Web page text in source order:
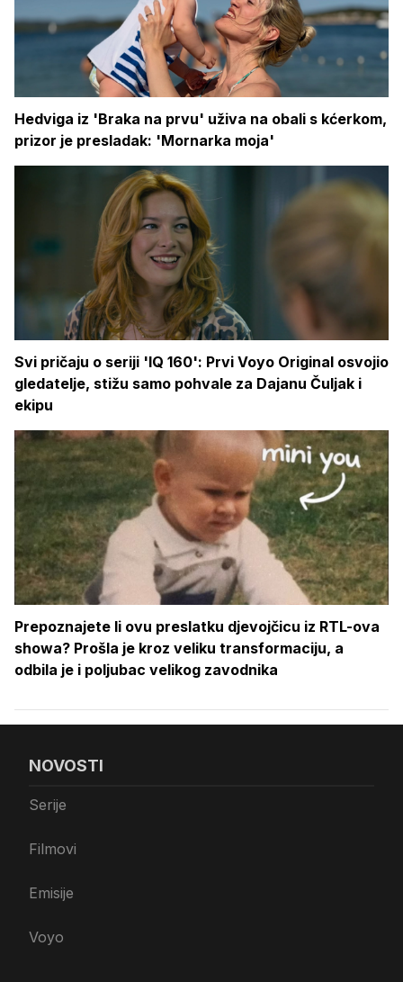
Hedviga iz 'Braka na prvu' uživa na obali s kćerkom,
prizor je presladak: 'Mornarka moja'
Svi pričaju o seriji 'IQ 160': Prvi Voyo Original osvojio
gledatelje, stižu samo pohvale za Dajanu Čuljak i
ekipu
Prepoznajete li ovu preslatku djevojčicu iz RTL-ova
showa? Prošla je kroz veliku transformaciju, a
odbila je i poljubac velikog zavodnika
NOVOSTI
Serije
Filmovi
Emisije
Voyo